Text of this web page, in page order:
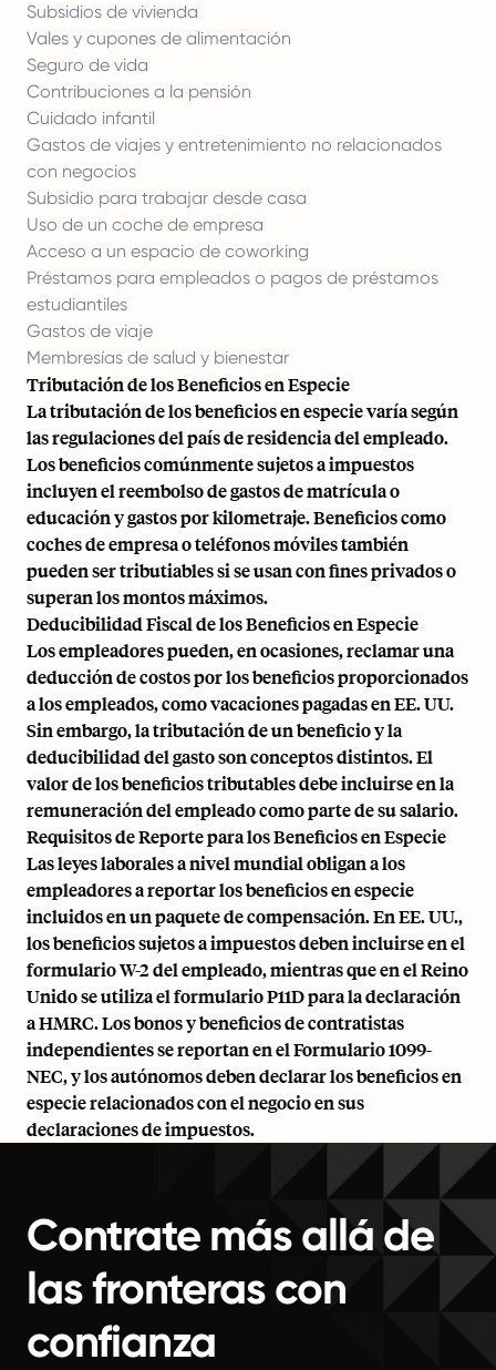
Subsidios de vivienda
Vales y cupones de alimentación
Seguro de vida
Contribuciones a la pensión
Cuidado infantil
Gastos de viajes y entretenimiento no relacionados
con negocios
Subsidio para trabajar desde casa
Uso de un coche de empresa
Acceso a un espacio de coworking
Préstamos para empleados o pagos de préstamos
estudiantiles
Gastos de viaje
Membresías de salud y bienestar
Tributación de los Beneficios en Especie
La tributación de los beneficios en especie varía según
las regulaciones del país de residencia del empleado.
Los beneficios comúnmente sujetos a impuestos
incluyen el reembolso de gastos de matrícula o
educación y gastos por kilometraje. Beneficios como
coches de empresa o teléfonos móviles también
pueden ser tributiables si se usan con fines privados o
superan los montos máximos.
Deducibilidad Fiscal de los Beneficios en Especie
Los empleadores pueden, en ocasiones, reclamar una
deducción de costos por los beneficios proporcionados
a los empleados, como vacaciones pagadas en EE. UU.
Sin embargo, la tributación de un beneficio y la
deducibilidad del gasto son conceptos distintos. El
valor de los beneficios tributables debe incluirse en la
remuneración del empleado como parte de su salario.
Requisitos de Reporte para los Beneficios en Especie
Las leyes laborales a nivel mundial obligan a los
empleadores a reportar los beneficios en especie
incluidos en un paquete de compensación. En EE. UU.,
los beneficios sujetos a impuestos deben incluirse en el
formulario W-2 del empleado, mientras que en el Reino
Unido se utiliza el formulario P11D para la declaración
a HMRC. Los bonos y beneficios de contratistas
independientes se reportan en el Formulario 1099-
NEC, y los autónomos deben declarar los beneficios en
especie relacionados con el negocio en sus
declaraciones de impuestos.
Contrate más allá de
las fronteras con
confianza